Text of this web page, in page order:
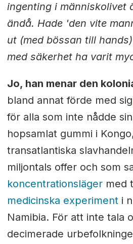
ingenting i människolivet
ändå. Hade 'den vite
ut (med bössan till
med säkerhet ha varit
Jo, han menar den
bland annat förde med sig
för alla som inte nådde
hopsamlat gummi i
transatlantiska
miljontals offer och som
koncentrationslägermed
medicinska experimenti
Namibia. För att inte tala
decimerade